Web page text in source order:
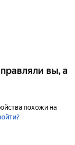
вы, а
похожи на